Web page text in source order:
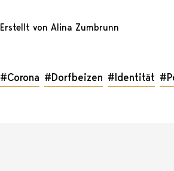
Erstellt von Alina Zumbrunn
#Corona #Dorfbeizen #Identität